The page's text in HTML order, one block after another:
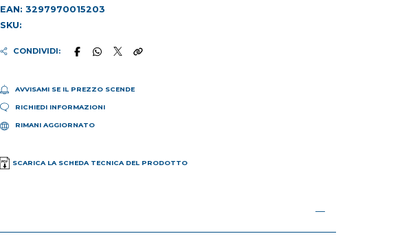
EAN: 3297970015203
SKU:
CONDIVIDI:
AVVISAMI SE IL PREZZO SCENDE
RICHIEDI INFORMAZIONI
RIMANI AGGIORNATO
SCARICA LA SCHEDA TECNICA DEL PRODOTTO